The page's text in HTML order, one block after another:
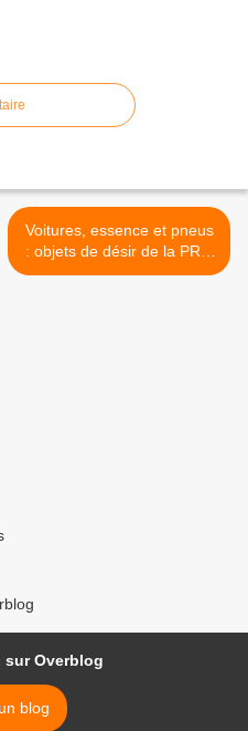
Voitures, essence et pneus
: objets de désir de la PRL.
>
sur Overblog
blog